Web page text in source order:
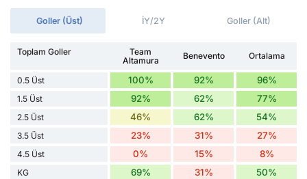
Goller (Üst) İY/2Y Goller (Alt)
Toplam Goller
Team
Altamura
Benevento Ortalama
0.5 Üst 100% 92% 96%
1.5 Üst 92% 62% 77%
2.5 Üst 46% 62% 54%
3.5 Üst 23% 31% 27%
4.5 Üst 0% 15% 8%
KG 69% 31% 50%